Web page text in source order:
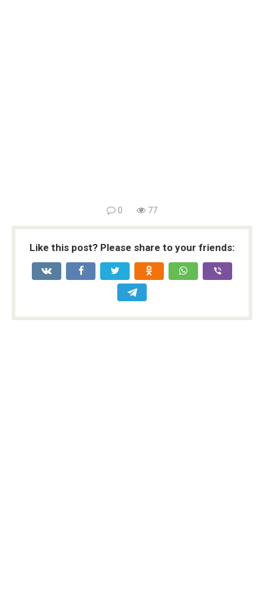
0 77
Like this post? Please share to your friends: